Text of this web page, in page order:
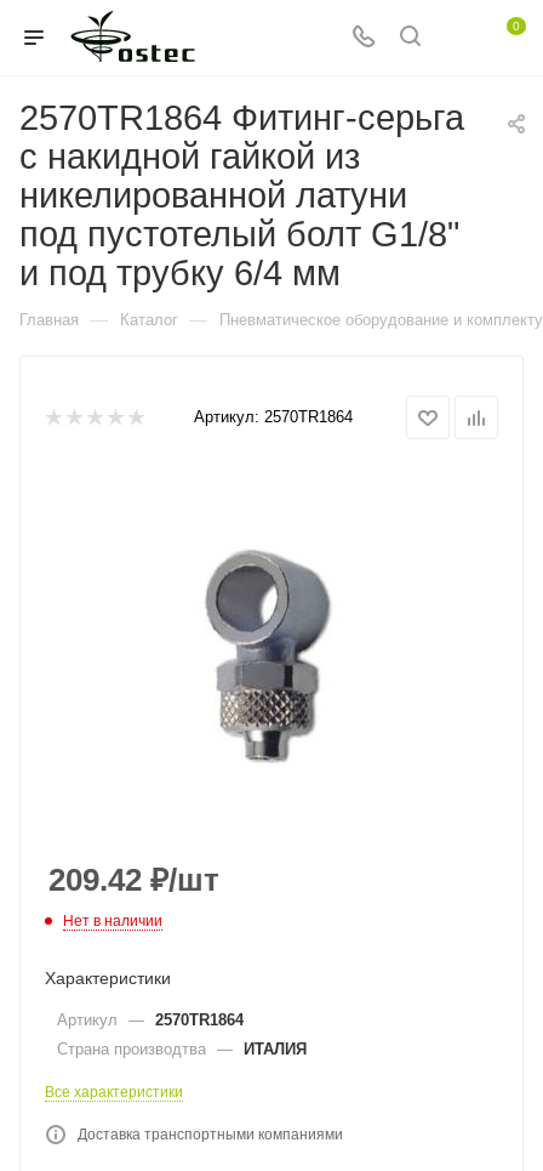
0
2570TR1864 Фитинг-серьга
с накидной гайкой из
никелированной латуни
под пустотелый болт G1/8"
и под трубку 6/4 мм
Главная — Каталог — Пневматическое оборудование и
Артикул: 2570TR1864
209.42 ₽/шт
Нет в наличии
Характеристики
Артикул — 2570TR1864
Страна производтва — ИТАЛИЯ
Все характеристики
Доставка транспортными компаниями